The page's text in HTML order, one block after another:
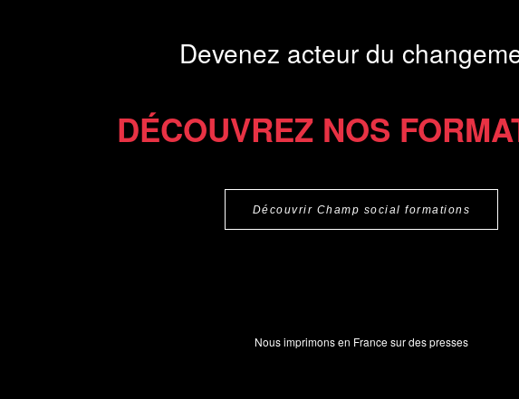
Devenez acteur du
DÉCOUVREZ NOS
Découvrir Champ social formations
Nous imprimons en France sur des presses